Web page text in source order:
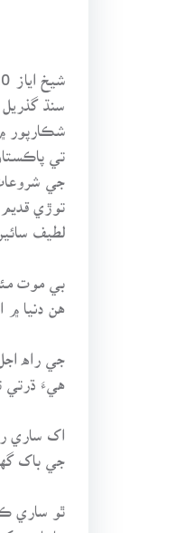
تي
لطيف
بي موت
هن دنيا ۾
جي راه
هيءَ ڌرتي
اک ساري
جي باک
ٿو ساري
ڇا پاپ